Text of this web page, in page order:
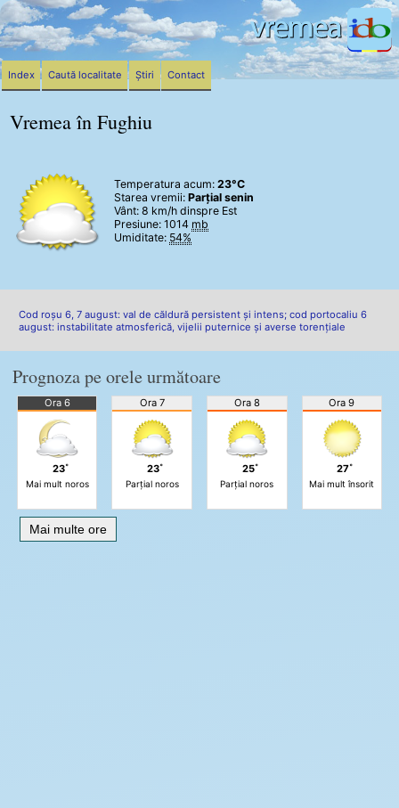
Vremea în Fughiu
Temperatura acum: 23°C
Starea vremii: Parțial senin
Vânt: 8 km/h dinspre Est
Presiune: 1014 mb
Umiditate: 54%
Cod roșu 6, 7 august: val de căldură persistent și intens; cod portocaliu 6
august: instabilitate atmosferică, vijelii puternice și averse torențiale
Prognoza pe orele următoare
Ora 6
23˚
Mai mult noros
Ora 7
23˚
Parțial noros
Ora 8
25˚
Parțial noros
Ora 9
27˚
Mai mult însorit
Mai multe ore
Index Caută localitate Știri Contact